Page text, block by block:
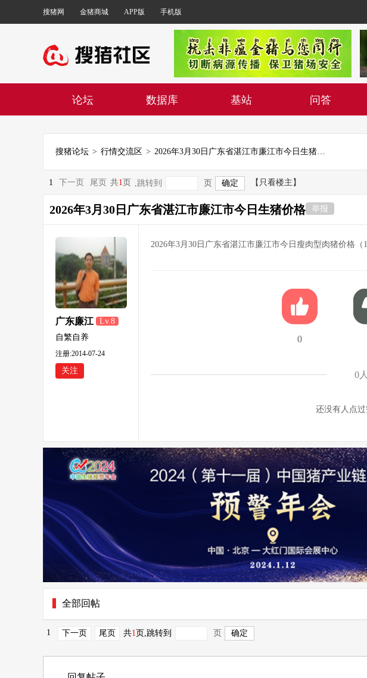
搜猪网 金猪商城 APP版 手机版
论坛 数据库 基站 问答
搜猪论坛 > 行情交流区 > 2026年3月30日广东省湛江市廉江市今日生猪价格
1 下一页 尾页 共1 页 ,跳转到 页 【只看楼主】
2026年3月30日广东省湛江市廉江市今日生猪价格 举报
广东廉江
088
Lv.8
自繁自养
注册:2014-07-24
关注
2026年3月30日广东省湛江市廉江市今日瘦肉型肉猪价格（
0
0
还没有人点
全部回帖
1 下一页 尾页 共1页 ,跳转到 页